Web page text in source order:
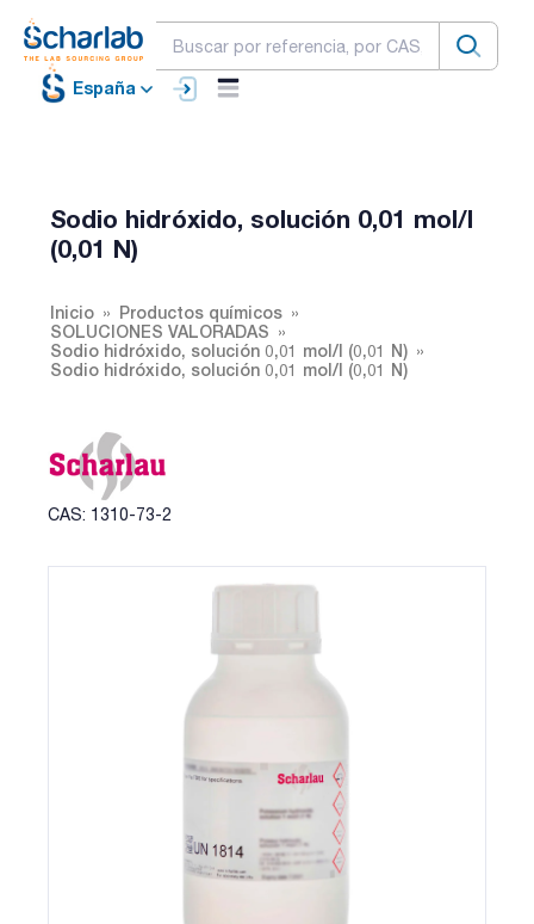
España
Sodio hidróxido, solución 0,01 mol/l
(0,01 N)
Inicio
Productos químicos
SOLUCIONES VALORADAS
Sodio hidróxido, solución 0,01 mol/l (0,01 N)
Sodio hidróxido, solución 0,01 mol/l (0,01 N)
CAS: 1310-73-2